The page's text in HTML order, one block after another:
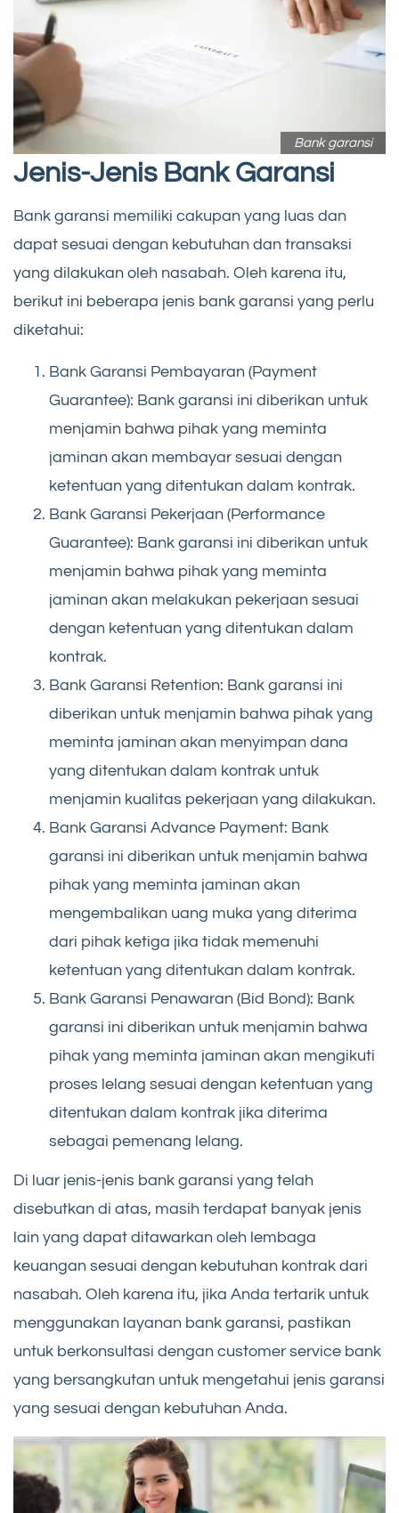
Bank garansi
Jenis-Jenis Bank Garansi
Bank garansi memiliki cakupan yang luas dan
dapat sesuai dengan kebutuhan dan transaksi
yang dilakukan oleh nasabah. Oleh karena itu,
berikut ini beberapa jenis bank garansi yang perlu
diketahui:
Bank Garansi Pembayaran (Payment
Guarantee): Bank garansi ini diberikan untuk
menjamin bahwa pihak yang meminta
jaminan akan membayar sesuai dengan
ketentuan yang ditentukan dalam kontrak.
Bank Garansi Pekerjaan (Performance
Guarantee): Bank garansi ini diberikan untuk
menjamin bahwa pihak yang meminta
jaminan akan melakukan pekerjaan sesuai
dengan ketentuan yang ditentukan dalam
kontrak.
Bank Garansi Retention: Bank garansi ini
diberikan untuk menjamin bahwa pihak yang
meminta jaminan akan menyimpan dana
yang ditentukan dalam kontrak untuk
menjamin kualitas pekerjaan yang dilakukan.
Bank Garansi Advance Payment: Bank
garansi ini diberikan untuk menjamin bahwa
pihak yang meminta jaminan akan
mengembalikan uang muka yang diterima
dari pihak ketiga jika tidak memenuhi
ketentuan yang ditentukan dalam kontrak.
Bank Garansi Penawaran (Bid Bond): Bank
garansi ini diberikan untuk menjamin bahwa
pihak yang meminta jaminan akan mengikuti
proses lelang sesuai dengan ketentuan yang
ditentukan dalam kontrak jika diterima
sebagai pemenang lelang.
Di luar jenis-jenis bank garansi yang telah
disebutkan di atas, masih terdapat banyak jenis
lain yang dapat ditawarkan oleh lembaga
keuangan sesuai dengan kebutuhan kontrak dari
nasabah. Oleh karena itu, jika Anda tertarik untuk
menggunakan layanan bank garansi, pastikan
untuk berkonsultasi dengan customer service bank
yang bersangkutan untuk mengetahui jenis garansi
yang sesuai dengan kebutuhan Anda.